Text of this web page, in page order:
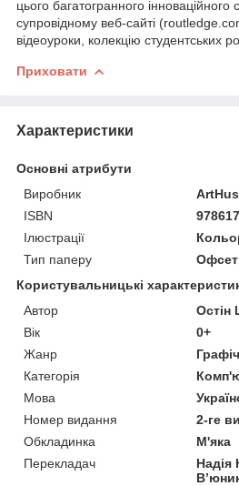
цього багатогранного
супровідному веб-сайті
відеоуроки, колекцію студентських
Приховати
Характеристики
Основні атрибути
Виробник
ISBN
Ілюстрації
Тип паперу
Користувальницькі
Автор
Остін
Вік
0+
Жанр
Категорія
Мова
Номер видання
2-ге
Обкладинка
М'яка
Перекладач
Надія